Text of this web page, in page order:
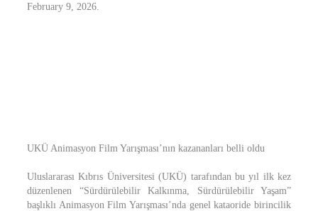
February 9, 2026.
UKÜ Animasyon Film Yarışması’nın kazananları belli oldu
Uluslararası Kıbrıs Üniversitesi (UKÜ) tarafından bu yıl ilk kez
düzenlenen “Sürdürülebilir Kalkınma, Sürdürülebilir Yaşam”
başlıklı Animasyon Film Yarışması’nda genel kataoride birincilik